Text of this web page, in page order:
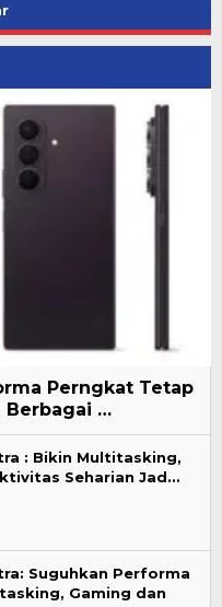
Perngkat Tetap
Berbagai …
: Bikin Multitasking,
Seharian Jad…
Suguhkan Performa
Gaming dan